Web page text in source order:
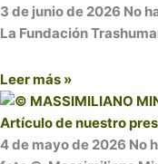
3 de junio de 2026 No
La Fundación
Leer más »
Artículo de nuestro
4 de mayo de 2026 No